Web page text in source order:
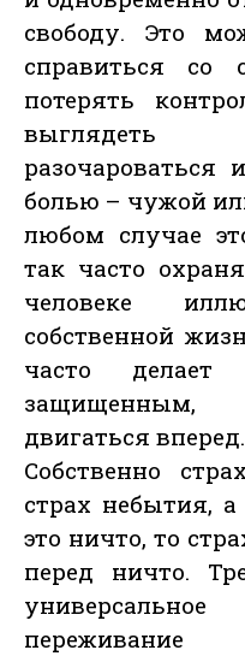
свободу. Это
справиться
потерять
выглядеть
разочароваться
болью – чужой
любом случае
так часто
человеке
собственной
часто делает
защищенным,
двигаться вперед.
Собственно
страх небытия,
это ничто, то
перед ничто.
переживание